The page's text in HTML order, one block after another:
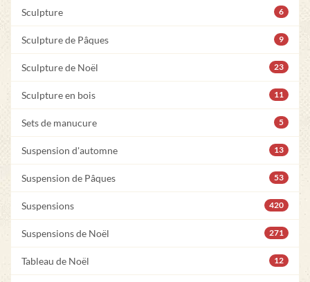
Sculpture 6
Sculpture de Pâques 9
Sculpture de Noël 23
Sculpture en bois 11
Sets de manucure 5
Suspension d'automne 13
Suspension de Pâques 53
Suspensions 420
Suspensions de Noël 271
Tableau de Noël 12